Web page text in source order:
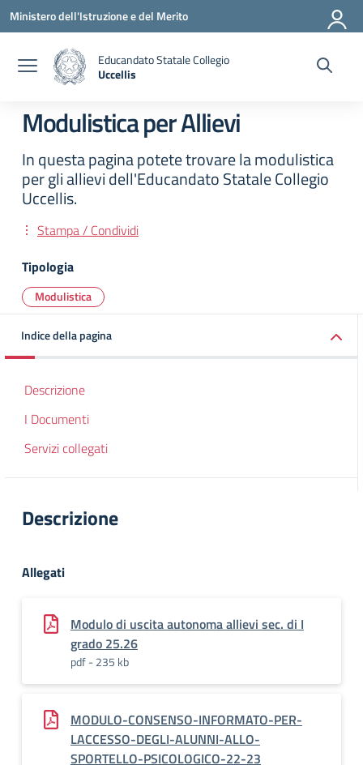
Vai ai contenuti
Vai al menu di navigazione
Vai al footer
Ministero dell'Istruzione e del Merito
Educandato Statale Collegio
Uccellis
Modulistica per Allievi
In questa pagina potete trovare la modulistica
per gli allievi dell'Educandato Statale Collegio
Uccellis.
Stampa / Condividi
Tipologia
Modulistica
Indice della pagina
Descrizione
I Documenti
Servizi collegati
Descrizione
Allegati
Modulo di uscita autonoma allievi sec. di I
grado 25.26
pdf - 235 kb
MODULO-CONSENSO-INFORMATO-PER-
LACCESSO-DEGLI-ALUNNI-ALLO-
SPORTELLO-PSICOLOGICO-22-23